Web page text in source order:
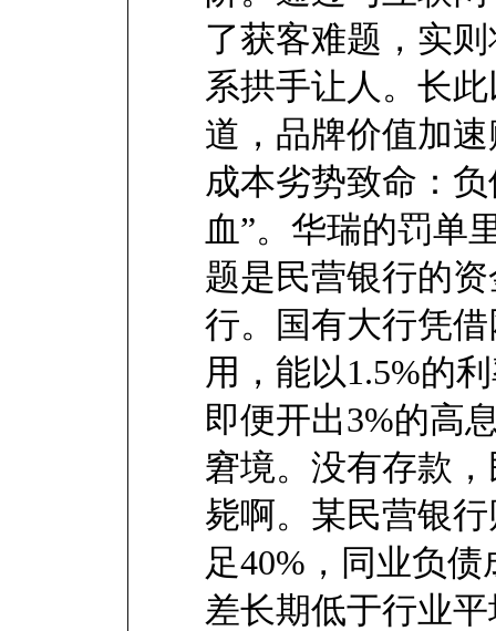
了获客难题，实
系拱手让人。长
道，品牌价值加
成本劣势致命：
血”。华瑞的罚单
题是民营银行的
行。国有大行凭
用，能以1.5%的
即便开出3%的高
窘境。没有存款
毙啊。某民营银
足40%，同业负
差长期低于行业